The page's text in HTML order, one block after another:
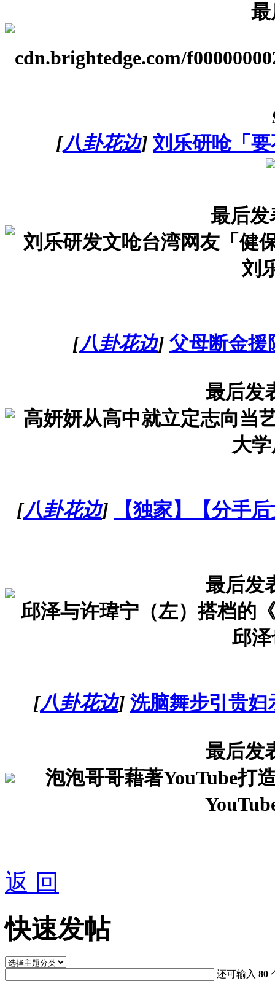
cdn.brightedge.com/
[八卦花边] 刘乐研呛「
最后
刘乐研发文呛台湾网友「健
刘
[八卦花边] 父母断金
最后发
高妍妍从高中就立定志向当
大
[八卦花边] 【独家】【分手
最后发
邱泽与许瑋宁（左）搭档的
邱
[八卦花边] 洗脑舞步引贵
最后发
泡泡哥哥藉著YouTube打
返 回
快速发帖
还可输入80